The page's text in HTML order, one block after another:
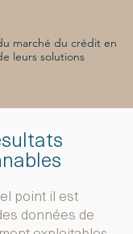
marché du crédit en
leurs solutions
point il est
données de